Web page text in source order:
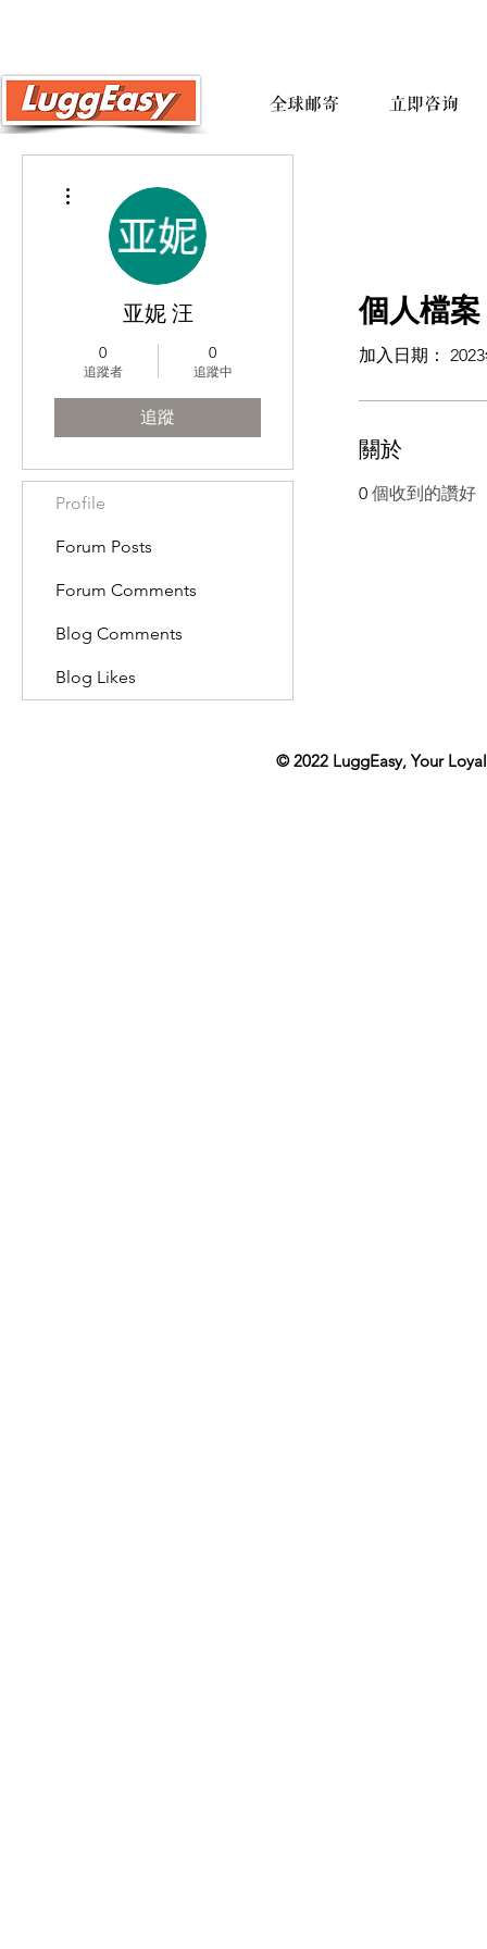
全球邮寄 立即咨询
個人檔案
加入日期：
關於
0 個收到的讚好
亚妮 汪
0
追蹤者
0
追蹤中
追蹤
Profile
Forum Posts
Forum Comments
Blog Comments
Blog Likes
© 2022 LuggEasy, Your